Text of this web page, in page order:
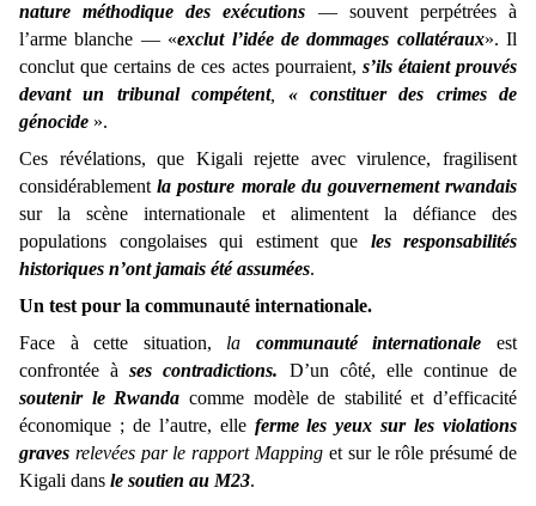
nature méthodique des exécutions — souvent perpétrées à
l’arme blanche — «exclut l’idée de dommages collatéraux». Il
conclut que certains de ces actes pourraient, s’ils étaient prouvés
devant un tribunal compétent,
« constituer des crimes de
génocide ».
Ces révélations, que Kigali rejette avec virulence, fragilisent
considérablementla posture morale du gouvernement rwandais
sur la scène internationale et alimentent la défiance des
populations congolaises qui estiment que les responsabilités
historiques n’ont jamais été assumées.
Un test pour la communauté internationale.
Face à cette situation, la communauté internationale est
confrontée àses contradictions. D’un côté, elle continue de
soutenir le Rwanda comme modèle de stabilité et d’efficacité
économique ; de l’autre, elle ferme les yeux sur les violations
graves relevées par le rapport Mapping et sur le rôle présumé de
Kigali dans le soutien au M23.